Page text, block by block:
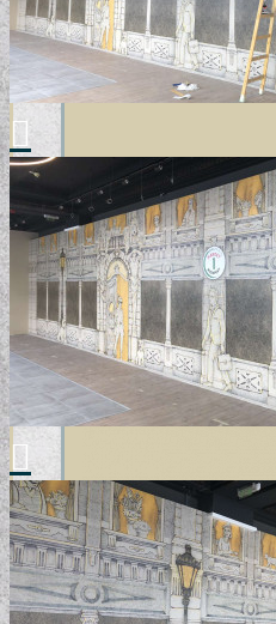
VÁSZONKÉP